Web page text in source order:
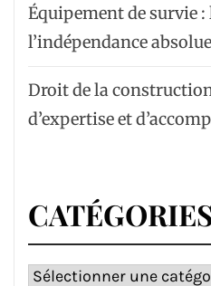
Équipement de survie
l’indépendance absolue
Droit de la
d’expertise et
Catégories